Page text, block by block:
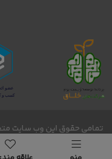
تمامی حقوق این وب سایت
Copyright@